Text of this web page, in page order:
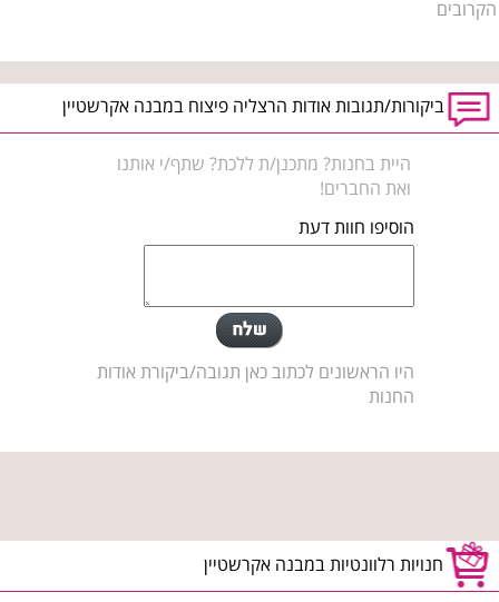
הקרובים
ביקורות/תגובות אודות הרצליה פיצוח במבנה אקרשטיין
היית בחנות? מתכנן/ת ללכת? שתף/י אותנו
ואת החברים!
הוסיפו חוות דעת
היו הראשונים לכתוב כאן תגובה/ביקורת אודות
החנות
חנויות רלוונטיות במבנה אקרשטיין